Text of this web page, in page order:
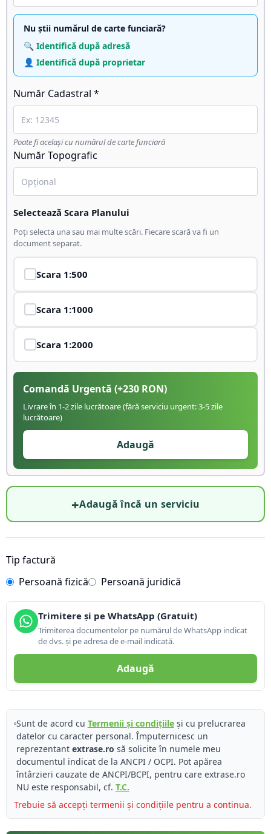
Nu știi numărul de carte funciară?
🔍 Identifică după adresă
👤 Identifică după proprietar
Număr Cadastral *
Poate fi același cu numărul de carte funciară
Număr Topografic
Selectează Scara Planului
Poți selecta una sau mai multe scări. Fiecare scară va fi un
document separat.
Scara 1:500
Scara 1:1000
Scara 1:2000
Comandă Urgentă (+230 RON)
Livrare în 1-2 zile lucrătoare (fără serviciu urgent: 3-5 zile
lucrătoare)
Adaugă
+Adaugă încă un serviciu
Tip factură
Persoană fizică
Persoană juridică
Trimitere și pe WhatsApp (Gratuit)
Trimiterea documentelor pe numărul de WhatsApp indicat
de dvs. și pe adresa de e-mail indicată.
Adaugă
Sunt de acord cu Termenii și condițiileși cu prelucrarea
datelor cu caracter personal. Împuternicesc un
reprezentant extrase.ro să solicite în numele meu
documentul indicat de la ANCPI / OCPI. Pot apărea
întârzieri cauzate de ANCPI/BCPI, pentru care extrase.ro
NU este responsabil, cf. T.C.
Trebuie să accepți termenii și condițiile pentru a continua.